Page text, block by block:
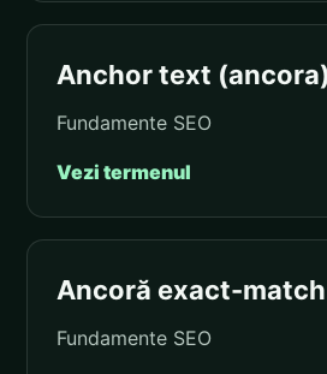
Anchor text (ancora)
Fundamente SEO
Vezi termenul
Ancoră exact-match
Fundamente SEO